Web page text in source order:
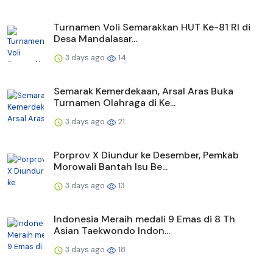
Turnamen Voli Semarakkan HUT Ke-81 RI di
Desa Mandalasar...
3 days ago 14
Semarak Kemerdekaan, Arsal Aras Buka
Turnamen Olahraga di Ke...
3 days ago 21
Porprov X Diundur ke Desember, Pemkab
Morowali Bantah Isu Be...
3 days ago 13
Indonesia Meraih medali 9 Emas di 8 Th
Asian Taekwondo Indon...
3 days ago 18